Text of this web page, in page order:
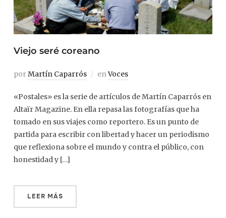
Viejo seré coreano
porMartín Caparrós enVoces
«Postales» es la serie de artículos de Martín Caparrós en
Altaïr Magazine. En ella repasa las fotografías que ha
tomado en sus viajes como reportero. Es un punto de
partida para escribir con libertad y hacer un periodismo
que reflexiona sobre el mundo y contra el público, con
honestidad y […]
LEER MÁS